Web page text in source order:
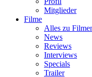
Mitglieder
Filme
Alles zu
News
Reviews
Interviews
Specials
Trailer